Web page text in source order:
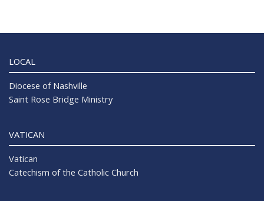
LOCAL
Diocese of Nashville
Saint Rose Bridge Ministry
VATICAN
Vatican
Catechism of the Catholic Church